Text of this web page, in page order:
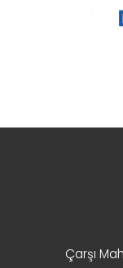
Çarşı